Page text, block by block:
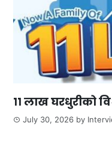
११ लाख घरधुरीको
July 30, 2026 by